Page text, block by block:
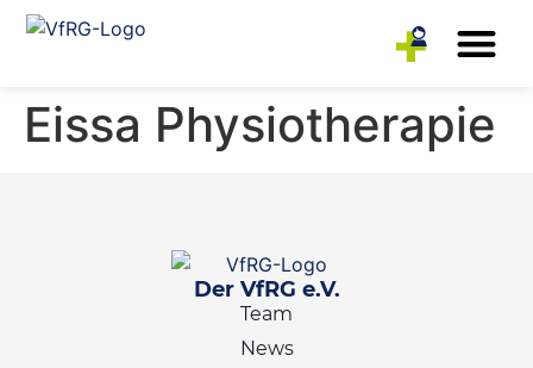
Eissa Physiotherapie
Der VfRG e.V.
Team
News